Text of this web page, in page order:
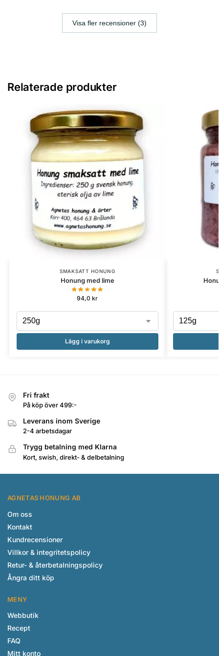
Visa fler recensioner (3)
Relaterade produkter
SMAKSATT HONUNG
Honung med lime
94,0kr
Lägg i varukorg
Fri frakt
På köp över 499:-
Leverans inom Sverige
2-4 arbetsdagar
Trygg betalning med Klarna
Kort, swish, direkt- & delbetalning
AGNETAS HONUNG AB
Om oss
Kontakt
Kundrecensioner
Villkor & integritetspolicy
Retur- & återbetalningspolicy
Ångra ditt köp
MENY
Webbutik
Recept
FAQ
Mitt konto